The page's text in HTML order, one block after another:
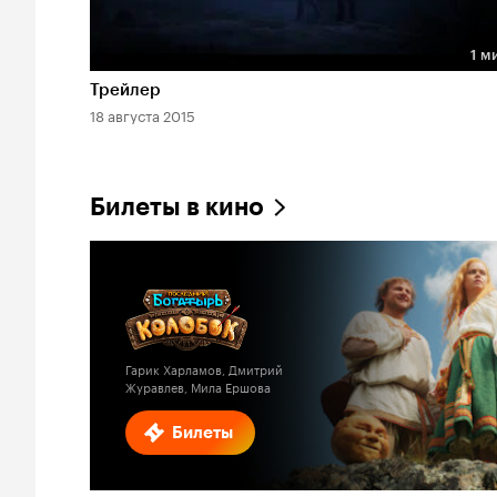
Длительность 1 мин
1
Трейлер
18 августа 2015
Билеты в кино
Билеты
Гарик Харламов, Дмитрий
Журавлев, Мила Ершова